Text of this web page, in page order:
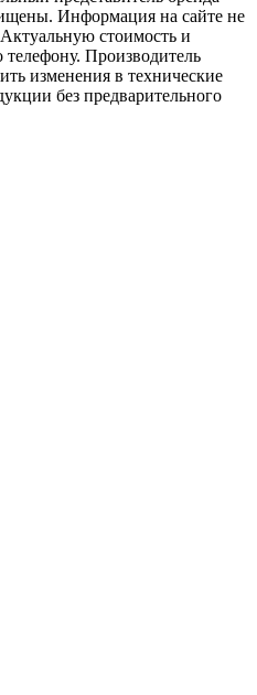
Информация на сайте не
стоимость и
телефону. Производитель
изменения в технические
без предварительного